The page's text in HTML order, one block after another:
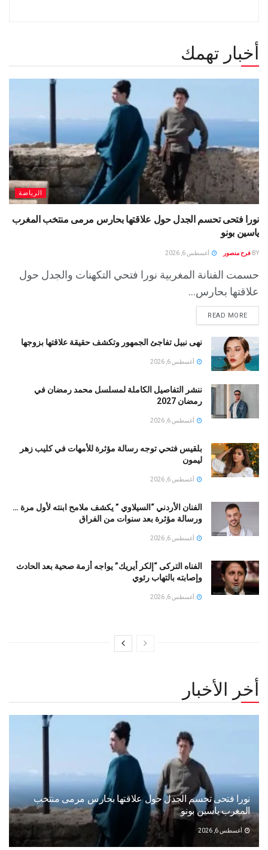
أخبار تهمك
الرياضة
نورا فتحى تحسم الجدل حول علاقتها بحارس مرمى منتخب المغرب
ياسين بونو ‏
BY فرح منصور أغسطس 6, 2026
حسمت الفنانة المغربية نورا فتحي التكهنات والجدل حول
علاقتها بحارس...
READ MORE
نهى نبيل تفاجئ الجمهور وتكشف حقيقة علاقتها بزوجها
أغسطس 6, 2026
ننشر التفاصيل الكاملة لمسلسل محمد رمضان في
رمضان 2027
أغسطس 6, 2026
بلقيس فتحي توجه رسالة مؤثرة للأمهات في كليب زهر
ليمون ‏
أغسطس 6, 2026
الفنان الأردني “السيلاوي ” يكشف ملامح ابنته لأول مرة …
ورسالة مؤثرة بعد سنوات من الفراق
أغسطس 6, 2026
الفناه التركى “إلكر أيريك” يواجه أزمة صحية بعد الحادث
وإصابته بالتهاب رئوي
أغسطس 6, 2026
أخر الأخبار
نورا فتحى تحسم الجدل حول علاقتها بحارس مرمى منتخب
المغرب ياسين بونو ‏
أغسطس 6, 2026